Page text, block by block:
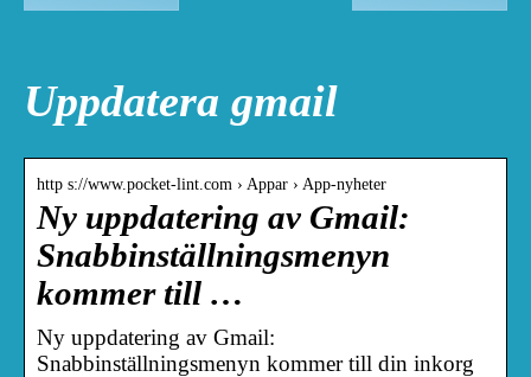
Uppdatera gmail
http s://www.pocket-lint.com › Appar › App-nyheter
Ny uppdatering av Gmail:
Snabbinställningsmenyn
kommer till …
Ny uppdatering av Gmail:
Snabbinställningsmenyn kommer till din inkorg